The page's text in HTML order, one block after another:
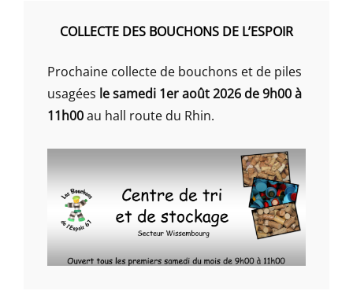
COLLECTE DES BOUCHONS DE L’ESPOIR
Prochaine collecte de bouchons et de piles
usagées le samedi 1er août 2026 de 9h00 à
11h00au hall route du Rhin.